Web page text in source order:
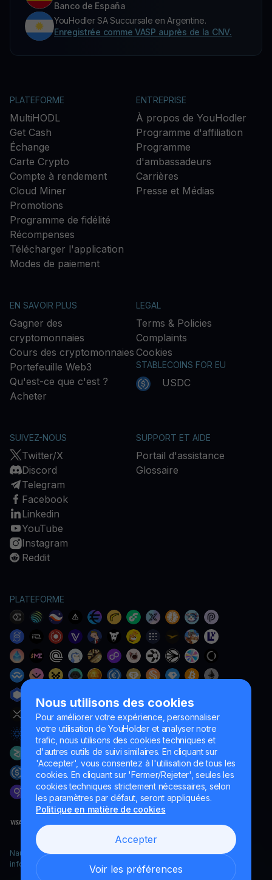
Nous utilisons des cookies
Pour améliorer votre expérience, personnaliser
votre utilisation de YouHolder et analyser notre
trafic, nous utilisons des cookies techniques et
d'autres outils de suivi similaires. En cliquant sur
'Accepter', vous consentez à l'utilisation de tous les
cookies. En cliquant sur 'Fermer/Rejeter', seules les
cookies techniques strictement nécessaires, selon
les paramètres par défaut, seront appliquées.
Politique en matière de cookies
Accepter
Voir les préférences
Banco de España
YouHodler SA Succursale en Argentine.
Enregistrée comme VASP auprès de la CNV.
PLATEFORME
MultiHODL
Get Cash
Échange
Carte Crypto
Compte à rendement
Cloud Miner
Promotions
Programme de fidélité
Récompenses
Télécharger l'application
Modes de paiement
ENTREPRISE
À propos de YouHodler
Programme d'affiliation
Programme
d'ambassadeurs
Carrières
Presse et Médias
EN SAVOIR PLUS
Gagner des
cryptomonnaies
Cours des cryptomonnaies
Portefeuille Web3
Qu'est-ce que c'est ?
Acheter
LEGAL
Terms & Policies
Complaints
Cookies
STABLECOINS FOR EU
USDC
SUIVEZ-NOUS
Twitter/X
Discord
Telegram
Facebook
Linkedin
YouTube
Instagram
Reddit
SUPPORT ET AIDE
Portail d'assistance
Glossaire
PLATEFORME
Naumard LTD. – uniquement à des fins de développement
informatique, de recherche et de marketing